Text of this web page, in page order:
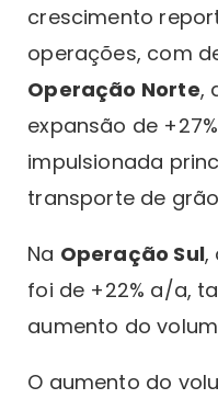
crescimento
operações, com
Operação Norte,
expansão de
impulsionada
transporte de
Na Operação Sul,
foi de +22% a/a,
aumento do
O aumento do